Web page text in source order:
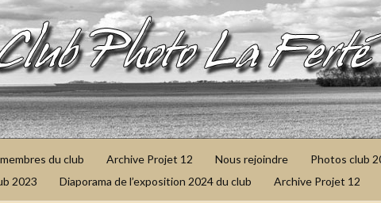
du club Archive Projet 12 Nous rejoindre Photos club
2023
Diaporama de l’exposition 2024 du club Archive Projet 12